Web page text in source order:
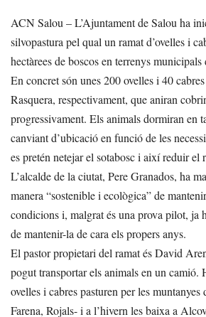
ACN Salou – L’Ajuntament de Salou ha
silvopastura pel qual un ramat d’ovelles i
hectàrees de boscos en terrenys
En concret són unes 200 ovelles i 40
Rasquera, respectivament, que aniran
progressivament. Els animals dormiran en
canviant d’ubicació en funció de les
es pretén netejar el sotabosc i així reduir el
L’alcalde de la ciutat, Pere Granados, ha
manera “sostenible i ecològica” de
condicions i, malgrat és una prova pilot, ja
de mantenir-la de cara els propers anys.
El pastor propietari del ramat és David
pogut transportar els animals en un camió.
ovelles i cabres pasturen per les
Farena, Rojals- i a l’hivern les baixa a